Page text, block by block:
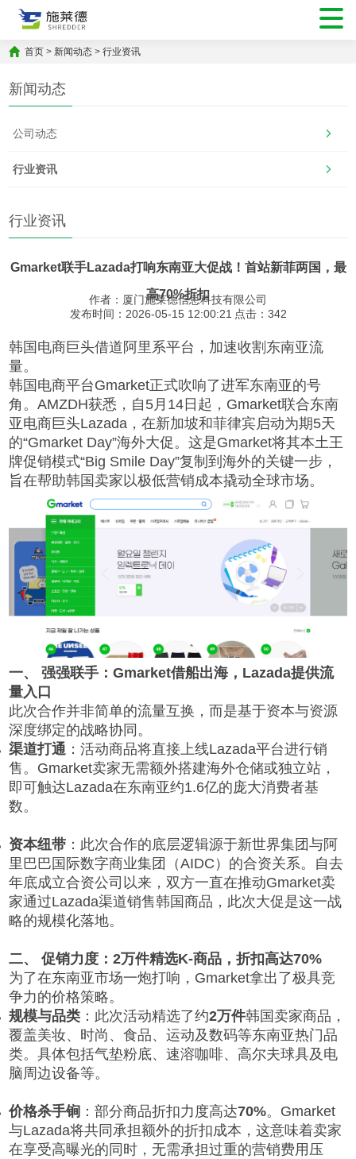
首页 > 新闻动态 >行业资讯
新闻动态
公司动态
行业资讯
行业资讯
Gmarket联手Lazada打响东南亚大促战！首站新菲两国，最
高70%折扣
作者：厦门施莱德信息科技有限公司
发布时间：2026-05-15 12:00:21 点击： 342
韩国电商巨头借道阿里系平台，加速收割东南亚流
量。
韩国电商平台Gmarket正式吹响了进军东南亚的号
角。AMZDH获悉，自5月14日起，Gmarket联合东南
亚电商巨头Lazada，在新加坡和菲律宾启动为期5天
的“Gmarket Day”海外大促。这是Gmarket将其本土王
牌促销模式“Big Smile Day”复制到海外的关键一步，
旨在帮助韩国卖家以极低营销成本撬动全球市场。
一、 强强联手：Gmarket借船出海，Lazada提供流
量入口
此次合作并非简单的流量互换，而是基于资本与资源
深度绑定的战略协同。
渠道打通 ：活动商品将直接上线Lazada平台进行销
售。Gmarket卖家无需额外搭建海外仓储或独立站，
即可触达Lazada在东南亚约1.6亿的庞大消费者基
数。
资本纽带 ：此次合作的底层逻辑源于新世界集团与阿
里巴巴国际数字商业集团（AIDC）的合资关系。自去
年底成立合资公司以来，双方一直在推动Gmarket卖
家通过Lazada渠道销售韩国商品，此次大促是这一战
略的规模化落地。
二、 促销力度：2万件精选K-商品，折扣高达70%
为了在东南亚市场一炮打响，Gmarket拿出了极具竞
争力的价格策略。
规模与品类 ：此次活动精选了约2万件韩国卖家商品，
覆盖美妆、时尚、食品、运动及数码等东南亚热门品
类。具体包括气垫粉底、速溶咖啡、高尔夫球具及电
脑周边设备等。
价格杀手锏 ：部分商品折扣力度高达70%。Gmarket
与Lazada将共同承担额外的折扣成本，这意味着卖家
在享受高曝光的同时，无需承担过重的营销费用压